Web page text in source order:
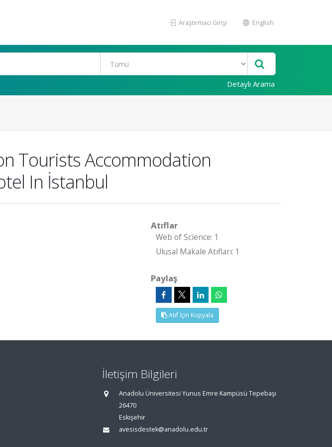
Araştırmacı Girişi English
Detaylı Arama
Tourists Accommodation
In İstanbul
Atıflar
Web of Science: 1
Ulusal Makale Atıfları: 1
Paylaş
Atıf İçin Kopyala
İletişim Bilgileri
Anadolu Üniversitesi Yunus Emre Kampüsü Tepebaşı
26470
Eskişehir
avesisdestek@anadolu.edu.tr